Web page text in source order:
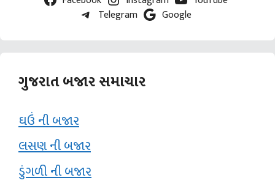
Telegram
Google
ગુજરાત બજાર સમાચાર
ઘઉં ની બજાર
લસણ ની બજાર
ડુંગળી ની બજાર